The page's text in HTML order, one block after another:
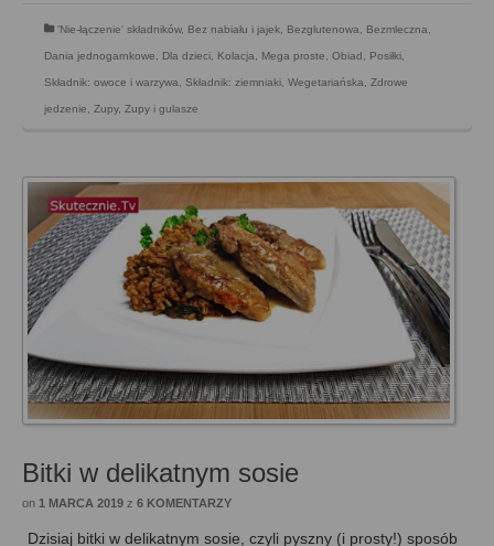
'Nie-łączenie' składników, Bez nabiału i jajek Bezglutenowa Bezmleczna
Dania jednogarnkowe Dla dzieci Kolacja Mega proste Obiad Posiłki
Składnik: owoce i warzywa Składnik: ziemniaki Wegetariańska Zdrowe
jedzenie Zupy, Zupy i gulasze
Bitki w delikatnym sosie
on 1 MARCA 2019 z 6 KOMENTARZY
Dzisiaj bitki w delikatnym sosie, czyli pyszny (i prosty!) sposób